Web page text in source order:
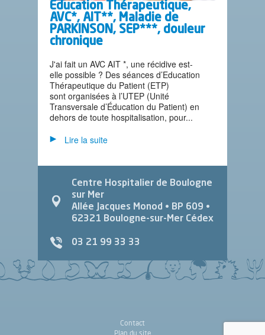
Education Thérapeutique,
AVC*, AIT**, Maladie de
PARKINSON, SEP***, douleur
chronique
J'ai fait un AVC AIT *, une récidive est-
elle possible ? Des séances d’Education
Thérapeutique du Patient (ETP)
sont organisées à l’UTEP (Unité
Transversale d’Éducation du Patient) en
dehors de toute hospitalisation, pour...
Lire la suite
Centre Hospitalier de Boulogne
sur Mer
Allée Jacques Monod • BP 609 •
62321 Boulogne-sur-Mer Cédex
03 21 99 33 33
Contact
Plan du site